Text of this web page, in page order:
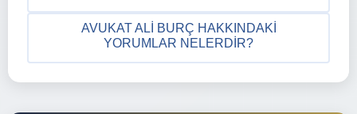
AVUKAT ALI BURÇ HAKKINDAKI
YORUMLAR NELERDIR?